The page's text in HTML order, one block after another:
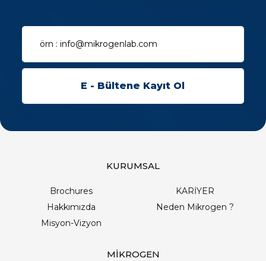
KURUMSAL
Brochures
KARİYER
Hakkımızda
Neden Mikrogen ?
Misyon-Vizyon
MİKROGEN